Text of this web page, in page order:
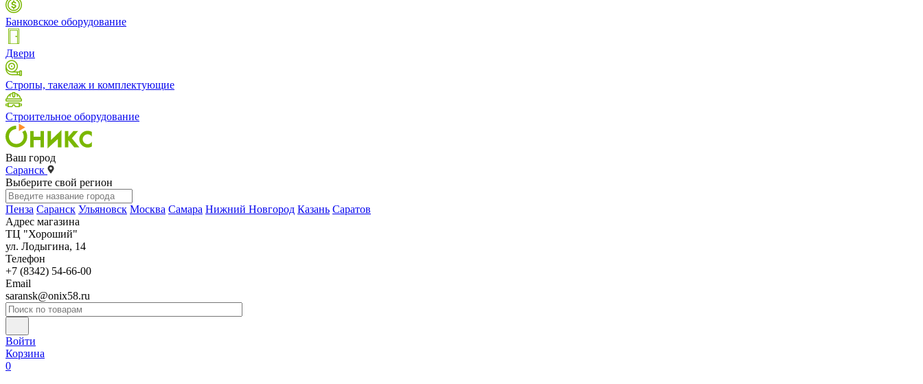
Банковское оборудование
Двери
Стропы, такелаж и комплектующие
Строительное оборудование
Ваш город
Саранск
Выберите свой регион
Пенза Саранск Ульяновск Москва Самара Нижний Новгород Казань Саратов
Адрес магазина
ТЦ "Хороший"
ул. Лодыгина, 14
Телефон
+7 (8342) 54-66-00
Email
saransk@onix58.ru
Войти
Корзина
0